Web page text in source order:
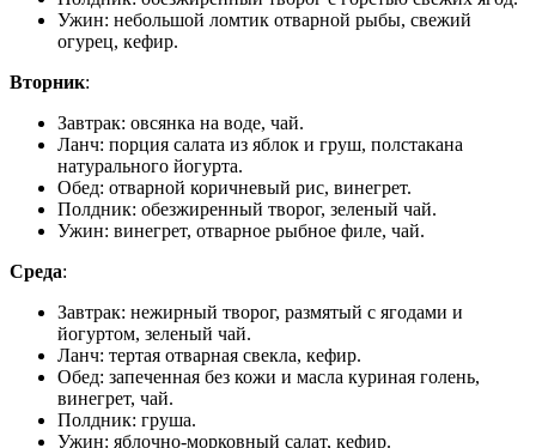
Ужин: небольшой ломтик отварной рыбы, свежий
огурец, кефир.
Вторник:
Завтрак: овсянка на воде, чай.
Ланч: порция салата из яблок и груш, полстакана
натурального йогурта.
Обед: отварной коричневый рис, винегрет.
Полдник: обезжиренный творог, зеленый чай.
Ужин: винегрет, отварное рыбное филе, чай.
Среда:
Завтрак: нежирный творог, размятый с ягодами и
йогуртом, зеленый чай.
Ланч: тертая отварная свекла, кефир.
Обед: запеченная без кожи и масла куриная голень,
винегрет, чай.
Полдник: груша.
Ужин: яблочно-морковный салат, кефир.